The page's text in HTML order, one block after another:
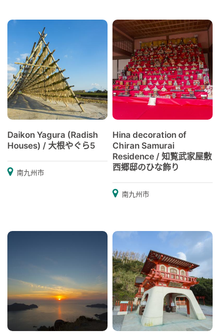
Daikon Yagura (Radish
Houses) / 大根やぐら5
南九州市
Hina decoration of
Chiran Samurai
Residence / 知覧武家屋敷
西郷邸のひな飾り
南九州市